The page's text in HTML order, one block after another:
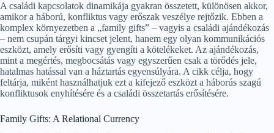
A családi kapcsolatok dinamikája gyakran összetett, különösen akkor,
amikor a háború, konfliktus vagy erőszak veszélye rejtőzik. Ebben a
komplex környezetben a „family gifts” – vagyis a családi ajándékozás
– nem csupán tárgyi kincset jelent, hanem egy olyan kommunikációs
eszközt, amely erősíti vagy gyengíti a kötelékeket. Az ajándékozás,
mint a megértés, megbocsátás vagy egyszerűen csak a törődés jele,
hatalmas hatással van a háztartás egyensúlyára. A cikk célja, hogy
feltárja, miként használhatjuk ezt a kifejező eszközt a háborús szagú
konfliktusok enyhítésére és a családi összetartás erősítésére.
Family Gifts: A Relational Currency